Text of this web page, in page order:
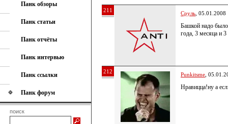
Панк обзоры
Панк статьи
Панк отчёты
Панк интервью
Панк ссылки
Панк форум
поиск
211 Сруль ,
Башкой надо
года, 3 месяца и
212 Punkitsme ,
Нравицца!ну а